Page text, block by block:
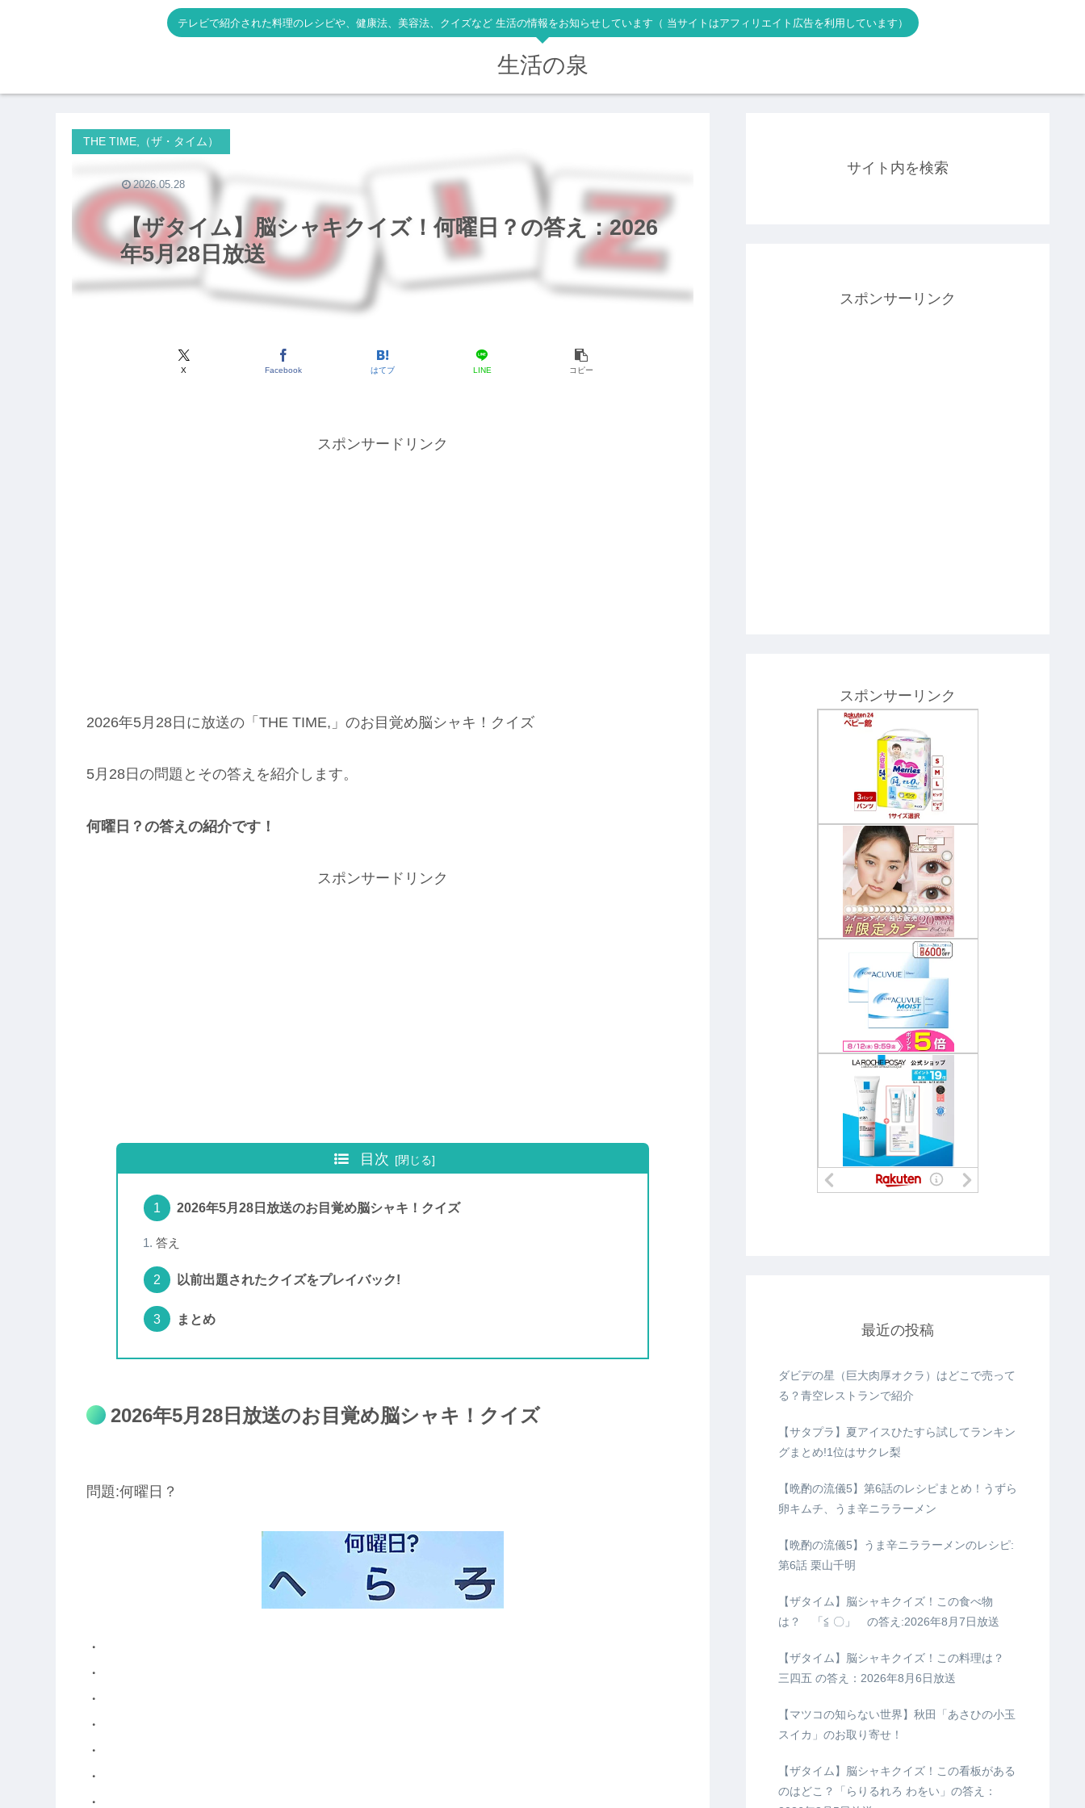
テレビで紹介された料理のレシピや、健康法、美容法、クイズなど 生活の情報をお知らせしています（ 当サイトはアフィリエイト広告を利用しています）
生活の泉
【ザタイム】脳シャキクイズ！何曜日？の答え：2026
年5月28日放送
THE TIME,（ザ・タイム）
X Facebook はてブ LINE コピー
2026.05.28
スポンサードリンク
2026年5月28日に放送の「THE TIME,」のお目覚め脳シャキ！クイズ
5月28日の問題とその答えを紹介します。
何曜日？の答えの紹介です！
スポンサードリンク
目次
2026年5月28日放送のお目覚め脳シャキ！クイズ
答え
以前出題されたクイズをプレイバック!
まとめ
2026年5月28日放送のお目覚め脳シャキ！クイズ
問題:何曜日？
・
・
・
・
・
・
・
サイト内を検索
スポンサーリンク
スポンサーリンク
最近の投稿
ダビデの星（巨大肉厚オクラ）はどこで売って
る？青空レストランで紹介
【サタプラ】夏アイスひたすら試してランキン
グまとめ!1位はサクレ梨
【晩酌の流儀5】第6話のレシピまとめ！うずら
卵キムチ、うま辛ニララーメン
【晩酌の流儀5】うま辛ニララーメンのレシピ:
第6話 栗山千明
【ザタイム】脳シャキクイズ！この食べ物
は？ 「≦ 〇」 の答え:2026年8月7日放送
【ザタイム】脳シャキクイズ！この料理は？
三四五 の答え：2026年8月6日放送
【マツコの知らない世界】秋田「あさひの小玉
スイカ」のお取り寄せ！
【ザタイム】脳シャキクイズ！この看板がある
のはどこ？「らりるれろ わをい」の答え：